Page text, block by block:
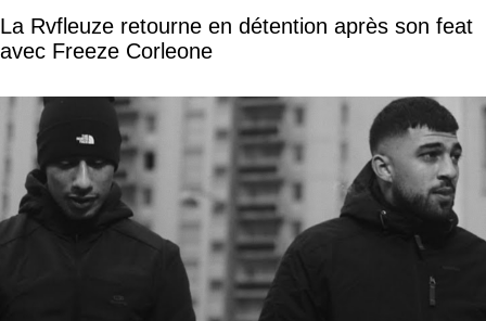
La Rvfleuze retourne en détention après son feat
avec Freeze Corleone